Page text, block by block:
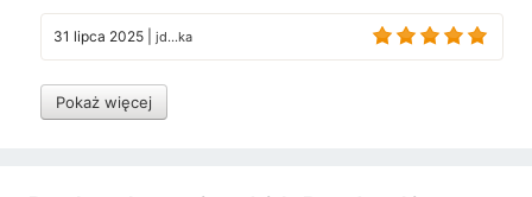
31 lipca 2025 jd...ka
Pokaż więcej